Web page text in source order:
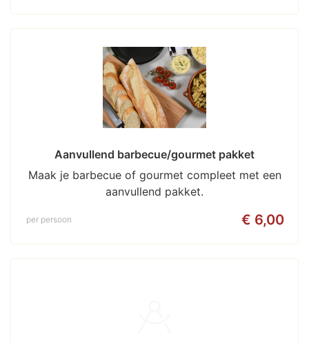
Aanvullend barbecue/gourmet pakket
Maak je barbecue of gourmet compleet met een
aanvullend pakket.
€ 6,00
per persoon